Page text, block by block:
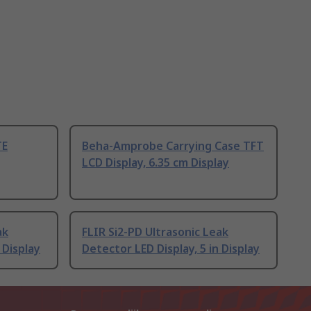
Beha-Amprobe Carrying Case TFT
LCD Display, 6.35 cm Display
FLIR Si2-PD Ultrasonic Leak
Detector LED Display, 5 in Display